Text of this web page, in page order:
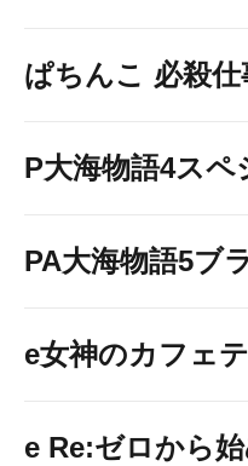
ぱちんこ 必殺
P大海物語4ス
PA大海物語5ブ
e女神のカフェ
e Re:ゼロから